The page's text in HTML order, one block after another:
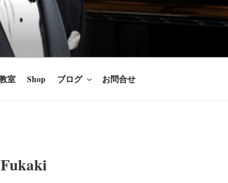
、生きることは喜びも悲
たに「いのちの歌」をお
室 Shop ブログ お問合せ